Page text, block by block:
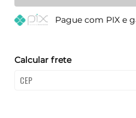
Pague com PIX e
Calcular frete